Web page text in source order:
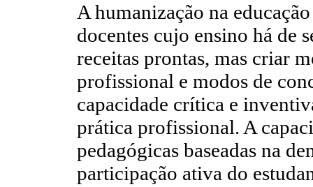
A humanização na
docentes cujo ensino há de
receitas prontas, mas criar
profissional e modos de
capacidade crítica e
prática profissional. A
pedagógicas baseadas na
participação ativa do